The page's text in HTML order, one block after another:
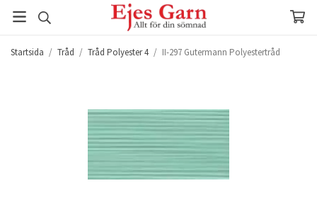
Startsida / Tråd / Tråd Polyester 4 / II-297 Gutermann Polyestertråd